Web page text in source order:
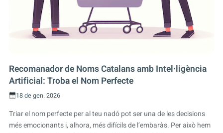
Recomanador de Noms Catalans amb Intel·ligència
Artificial: Troba el Nom Perfecte
18 de gen. 2026
Triar el nom perfecte per al teu nadó pot ser una de les decisions
més emocionants i, alhora, més difícils de l’embaràs. Per això hem